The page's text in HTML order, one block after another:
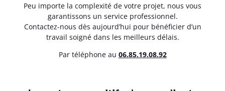
Peu importe la complexité de votre projet, nous vous
garantissons un service professionnel.
Contactez-nous dès aujourd’hui pour bénéficier d’un
travail soigné dans les meilleurs délais.
Par téléphone au 06.85.19.08.92